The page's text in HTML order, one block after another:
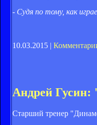
- Судя по тому, как
10.03.2015 |
Андрей
Старший тренер